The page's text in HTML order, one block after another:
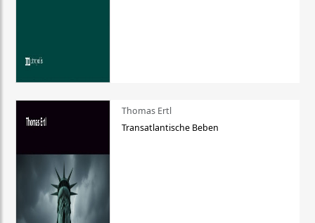
Thomas Ertl
Transatlantische Beben